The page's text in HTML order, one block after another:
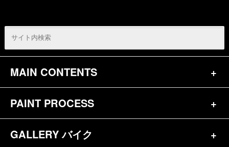
MAIN CONTENTS
トップページ
お問合せ
PAINT PROCESS
バイク（180）
GALLERY バイク